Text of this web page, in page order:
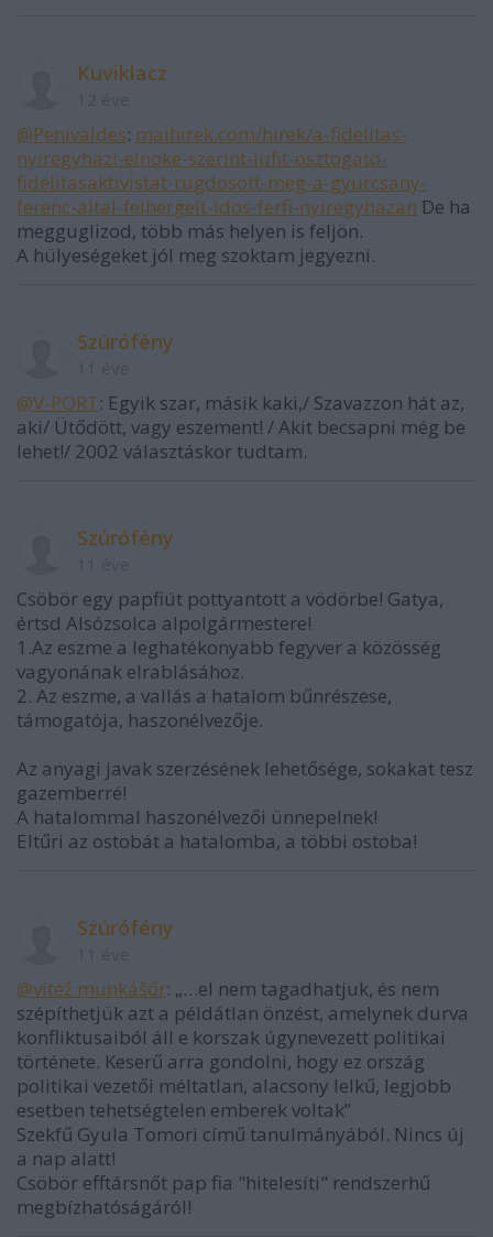
Kuviklacz
@Penivaldes: maihirek.com/hirek/a-fidelitas-
nyiregyhazi-elnoke-szerint-lufit-osztogato-
fidelitasaktivistat-rugdosott-meg-a-gyurcsany-
ferenc-altal-felhergelt-idos-ferfi-nyiregyhazan De ha
megguglizod, több más helyen is feljön.
A hülyeségeket jól meg szoktam jegyezni.
Szúrófény
@V-PORT: Egyik szar, másik kaki,/ Szavazzon hát az,
aki/ Ütődött, vagy eszement! / Akit becsapni még be
lehet!/ 2002 választáskor tudtam.
Szúrófény
Csöbör egy papfiút pottyantott a vödörbe! Gatya,
értsd Alsózsolca alpolgármestere!
1.Az eszme a leghatékonyabb fegyver a közösség
vagyonának elrablásához.
2. Az eszme, a vallás a hatalom bűnrészese,
támogatója, haszonélvezője.
Az anyagi javak szerzésének lehetősége, sokakat tesz
gazemberré!
A hatalommal haszonélvezői ünnepelnek!
Eltűri az ostobát a hatalomba, a többi ostoba!
Szúrófény
@vitéž munkášőr: „…el nem tagadhatjuk, és nem
szépíthetjük azt a példátlan önzést, amelynek durva
konfliktusaiból áll e korszak úgynevezett politikai
története. Keserű arra gondolni, hogy ez ország
politikai vezetői méltatlan, alacsony lelkű, legjobb
esetben tehetségtelen emberek voltak”
Szekfű Gyula Tomori című tanulmányából. Nincs új
a nap alatt!
Csöbör efftársnőt pap fia "hitelesíti" rendszerhű
megbízhatóságáról!